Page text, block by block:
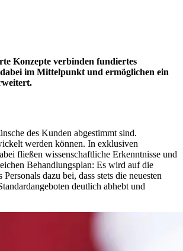
Konzepte verbinden fundiertes
im Mittelpunkt und ermöglichen ein
des Kunden abgestimmt sind.
werden können. In exklusiven
fließen wissenschaftliche Erkenntnisse und
Behandlungsplan: Es wird auf die
dazu bei, dass stets die neuesten
deutlich abhebt und